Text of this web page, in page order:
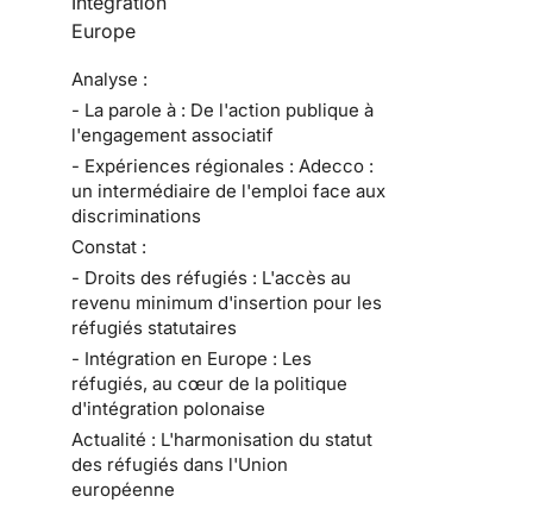
Europe
Analyse :
- La parole à : De l'action publique à
l'engagement associatif
- Expériences régionales : Adecco :
un intermédiaire de l'emploi face aux
discriminations
Constat :
- Droits des réfugiés : L'accès au
revenu minimum d'insertion pour les
réfugiés statutaires
- Intégration en Europe : Les
réfugiés, au cœur de la politique
d'intégration polonaise
Actualité : L'harmonisation du statut
des réfugiés dans l'Union
européenne